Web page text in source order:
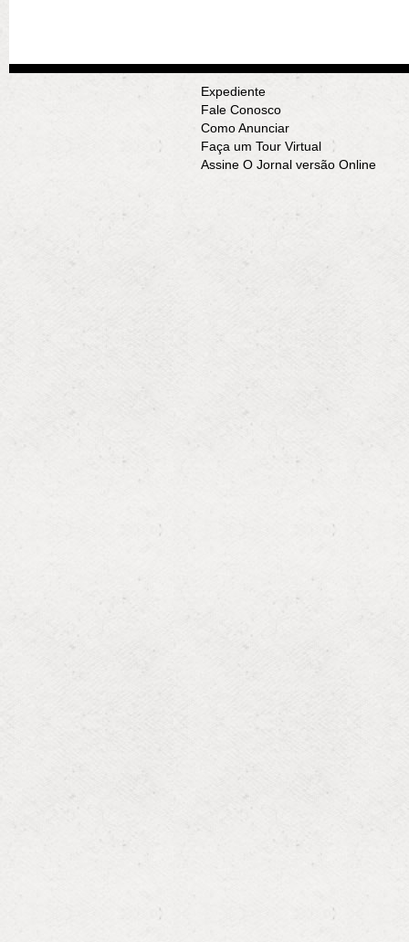
Expediente
Fale Conosco
Como Anunciar
Faça um Tour Virtual
Assine O Jornal versão Online